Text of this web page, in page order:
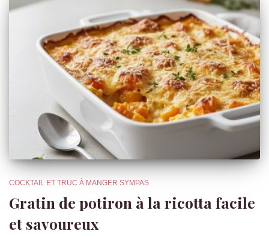
COCKTAIL ET TRUC À MANGER SYMPAS
Gratin de potiron à la ricotta facile
et savoureux